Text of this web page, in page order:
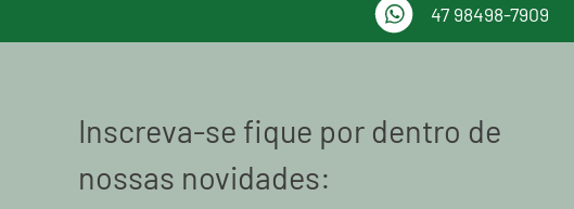
47 98498-7909
Inscreva-se fique por dentro de
nossas novidades: